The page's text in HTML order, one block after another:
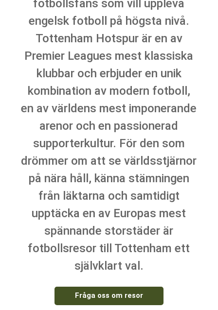
fotbollsfans som vill uppleva
engelsk fotboll på högsta nivå.
Tottenham Hotspur är en av
Premier Leagues mest klassiska
klubbar och erbjuder en unik
kombination av modern fotboll,
en av världens mest imponerande
arenor och en passionerad
supporterkultur. För den som
drömmer om att se världsstjärnor
på nära håll, känna stämningen
från läktarna och samtidigt
upptäcka en av Europas mest
spännande storstäder är
fotbollsresor till Tottenham ett
självklart val.
Fråga oss om resor